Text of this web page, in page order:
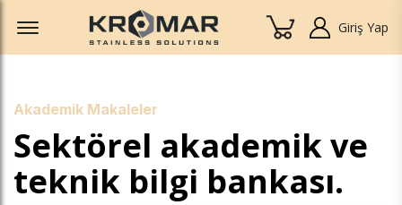
Offcanvas Menu Open
Giriş Yap
Akademik Makaleler
Sektörel akademik ve
teknik bilgi bankası.